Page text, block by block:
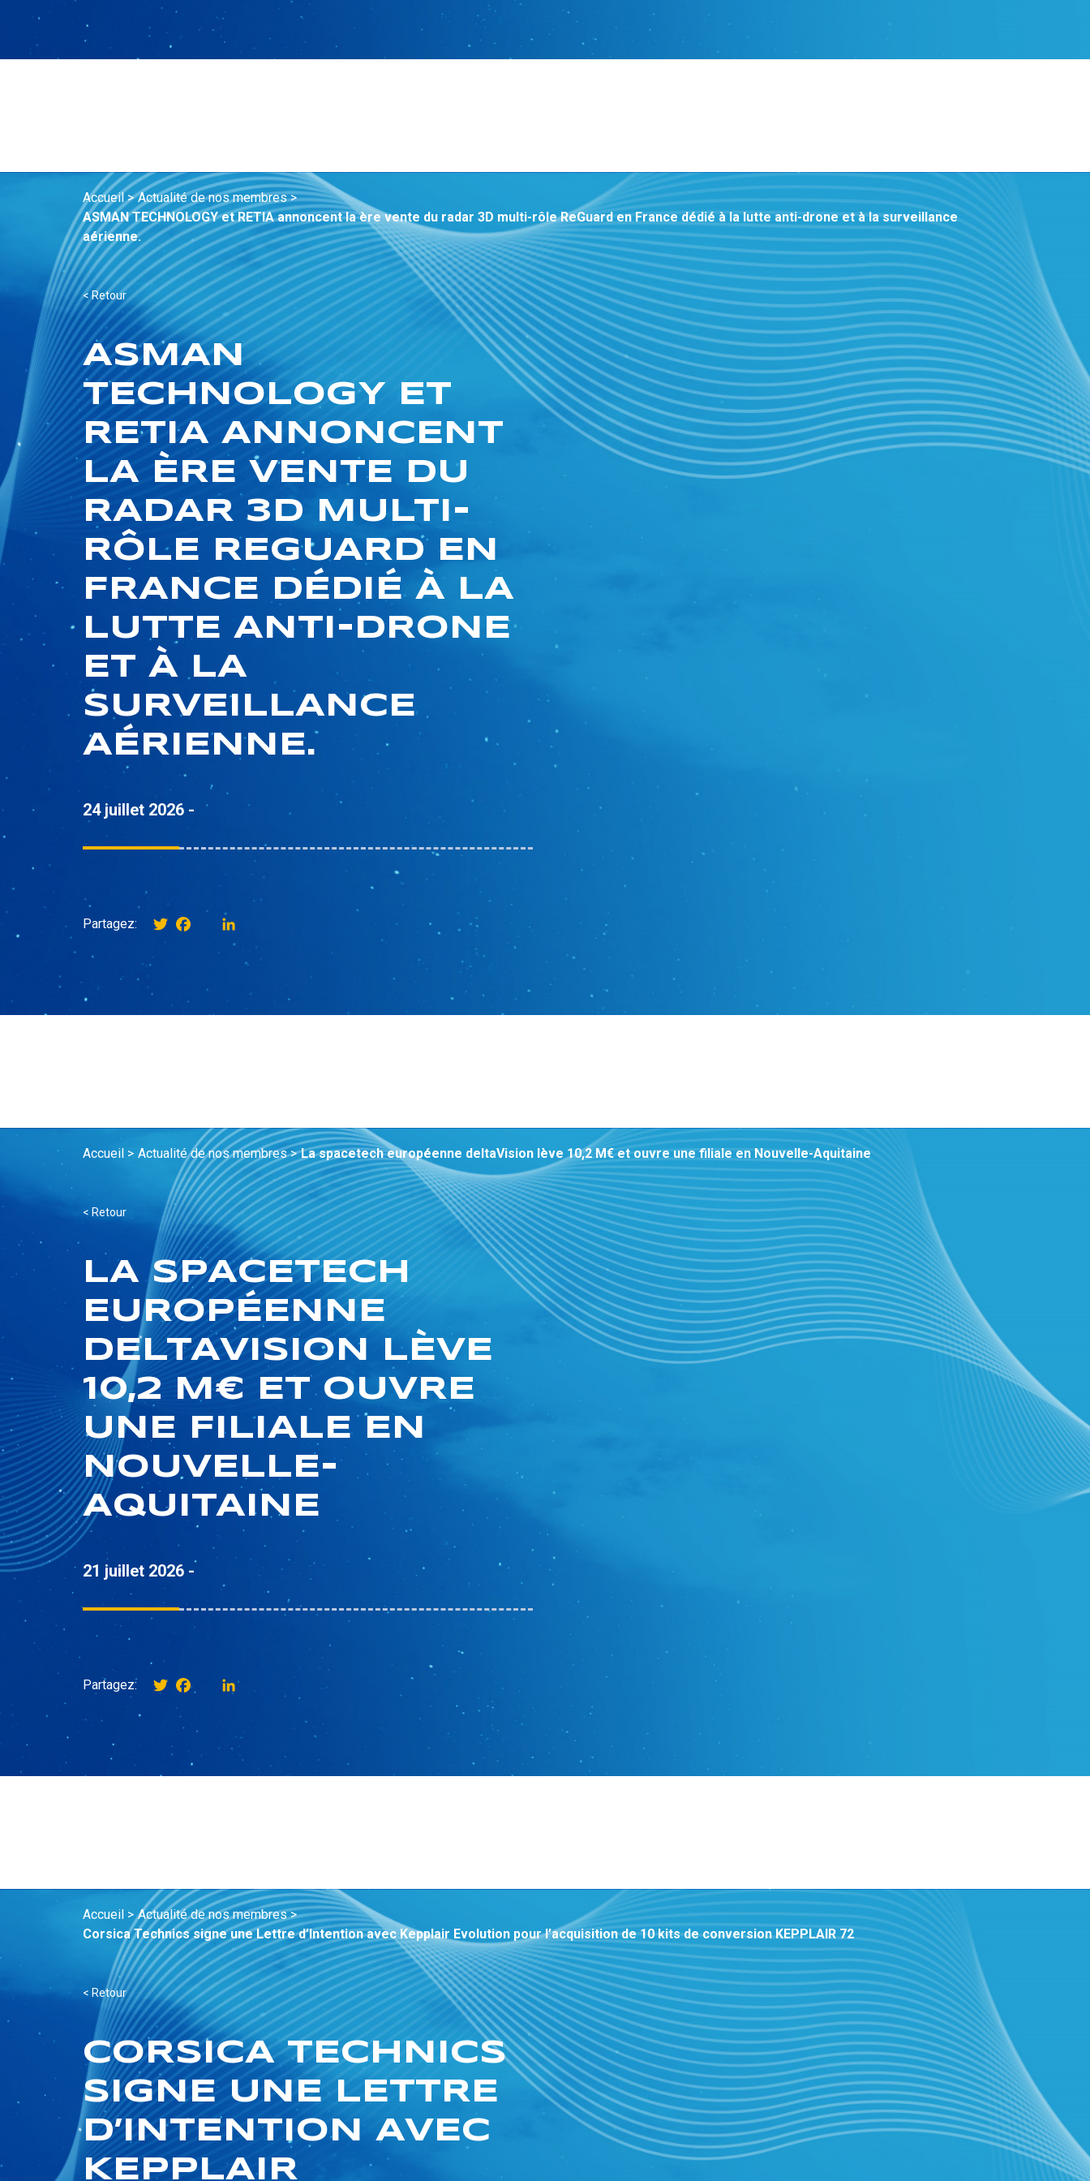
Accueil > Actualité de nos membres >
ASMAN TECHNOLOGY et RETIA annoncent la ère vente du radar 3D multi-rôle ReGuard en France dédié à la lutte anti-drone et à la surveillance
aérienne.
< Retour
ASMAN
TECHNOLOGY ET
RETIA ANNONCENT
LA ÈRE VENTE DU
RADAR 3D MULTI-
RÔLE REGUARD EN
FRANCE DÉDIÉ À LA
LUTTE ANTI-DRONE
ET À LA
SURVEILLANCE
AÉRIENNE.
24 juillet 2026 -
Partagez: TwitterFacebookinstagram
Accueil > Actualité de nos membres > La spacetech européenne deltaVision lève 10,2 M€ et ouvre une filiale en Nouvelle-Aquitaine
< Retour
LA SPACETECH
EUROPÉENNE
DELTAVISION LÈVE
10,2 M€ ET OUVRE
UNE FILIALE EN
NOUVELLE-
AQUITAINE
21 juillet 2026 -
Partagez: TwitterFacebookinstagram
LinkedIn
Accueil > Actualité de nos membres >
Corsica Technics signe une Lettre d’Intention avec Kepplair Evolution pour l’acquisition de 10 kits de conversion KEPPLAIR 72
< Retour
CORSICA TECHNICS
SIGNE UNE LETTRE
D’INTENTION AVEC
KEPPLAIR